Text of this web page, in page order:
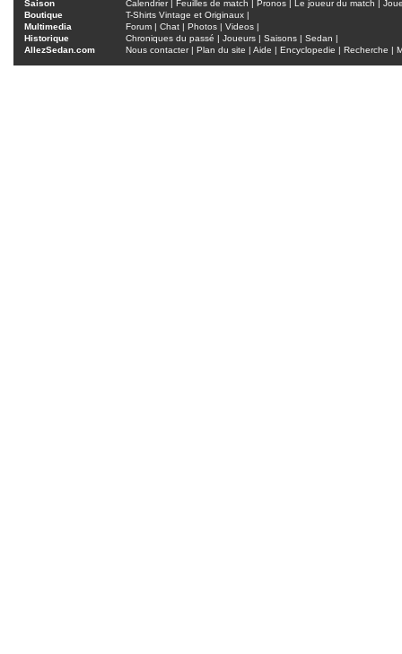
Saison Calendrier| Feuilles de match Pronos Le joueur du match
Boutique
T-Shirts Vintage et Originaux |
Multimedia
Forum | Chat | Photos | Videos |
Historique
Chroniques du passé | Joueurs | Saisons | Sedan |
AllezSedan.com
Nous contacter| Plan du site | Aide | Encyclopedie | Recherche |